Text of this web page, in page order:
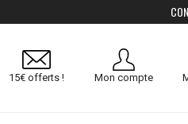
Mon compte
15€ offerts !